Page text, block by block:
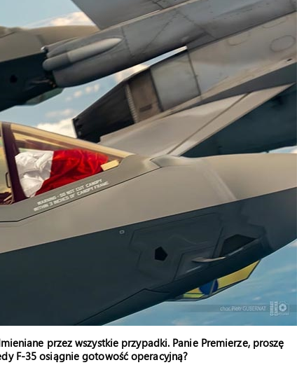
przez wszystkie przypadki. Panie Premierze, proszę
F-35 osiągnie gotowość operacyjną?